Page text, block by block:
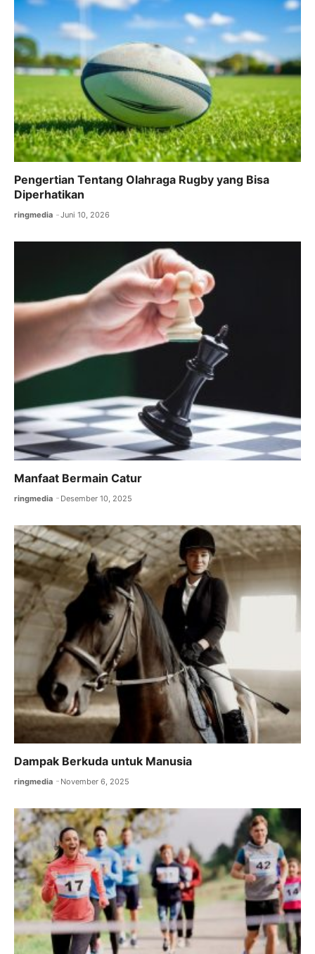
k
Pengertian Tentang Olahraga Rugby yang Bisa
Diperhatikan
ringmedia Juni 10, 2026
Manfaat Bermain Catur
ringmedia Desember 10, 2025
Dampak Berkuda untuk Manusia
ringmedia November 6, 2025